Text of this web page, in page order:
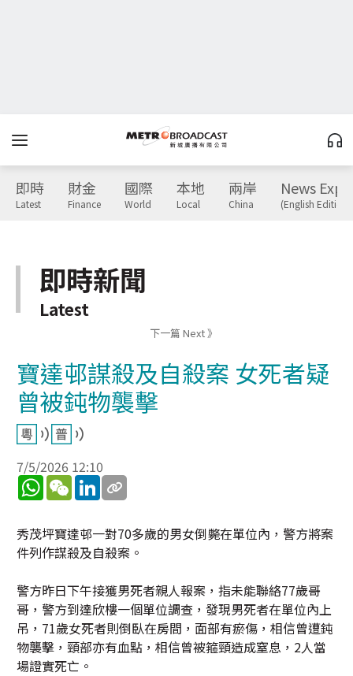
即時
Latest
財金
Finance
國際
World
本地
Local
兩岸
China
News
(English Edition)
即時新聞
Latest
下一篇 Next 》
寶達邨謀殺及自殺案 女死者疑
曾被鈍物襲擊
7/5/2026 12:10
WhatsApp
WeChatLinkedIn
秀茂坪寶達邨一對70多歲的男女倒斃在單位內，警方將案
件列作謀殺及自殺案。
警方昨日下午接獲男死者親人報案，指未能聯絡77歲哥
哥，警方到達欣樓一個單位調查，發現男死者在單位內上
吊，71歲女死者則倒臥在房間，面部有瘀傷，相信曾遭鈍
物襲擊，頸部亦有血點，相信曾被箍頸造成窒息，2人當
場證實死亡。